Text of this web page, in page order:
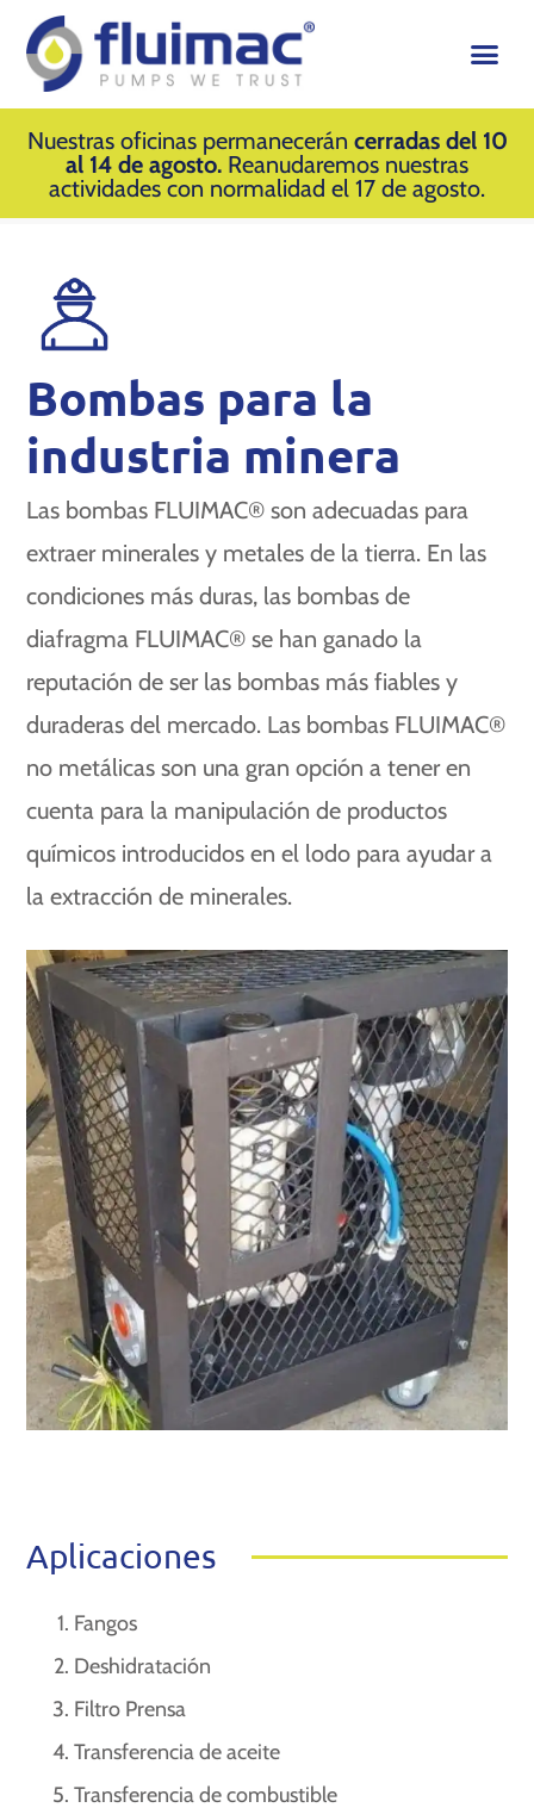
Nuestras oficinas permanecerán cerradas del 10
al 14 de agosto. Reanudaremos nuestras
actividades con normalidad el 17 de agosto.
Bombas para la
industria minera
Las bombas FLUIMAC® son adecuadas para
extraer minerales y metales de la tierra. En las
condiciones más duras, las bombas de
diafragma FLUIMAC® se han ganado la
reputación de ser las bombas más fiables y
duraderas del mercado. Las bombas FLUIMAC®
no metálicas son una gran opción a tener en
cuenta para la manipulación de productos
químicos introducidos en el lodo para ayudar a
la extracción de minerales.
Aplicaciones
Fangos
Deshidratación
Filtro Prensa
Transferencia de aceite
Transferencia de combustible